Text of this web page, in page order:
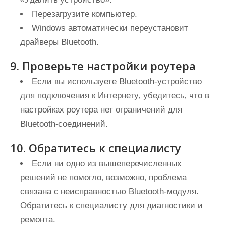
Перезагрузите компьютер.
Windows автоматически переустановит
драйверы Bluetooth.
9. Проверьте настройки роутера
Если вы используете Bluetooth-устройство
для подключения к Интернету‚ убедитесь‚ что в
настройках роутера нет ограничений для
Bluetooth-соединений.
10. Обратитесь к специалисту
Если ни одно из вышеперечисленных
решений не помогло‚ возможно‚ проблема
связана с неисправностью Bluetooth-модуля.
Обратитесь к специалисту для диагностики и
ремонта.